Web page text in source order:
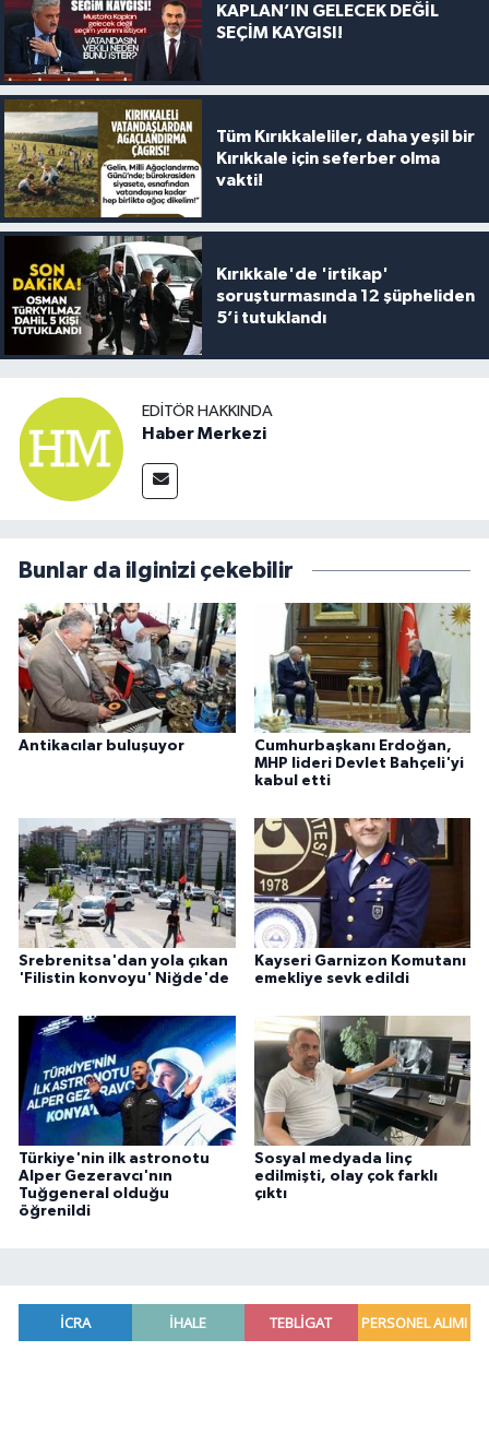
KAPLAN’IN GELECEK DEĞİL
SEÇİM KAYGISI!
Tüm Kırıkkaleliler, daha yeşil bir
Kırıkkale için seferber olma
vakti!
Kırıkkale'de 'irtikap'
soruşturmasında 12 şüpheliden
5’i tutuklandı
EDITÖR HAKKINDA
Haber Merkezi
Bunlar da ilginizi çekebilir
Antikacılar buluşuyor
Cumhurbaşkanı Erdoğan,
MHP lideri Devlet Bahçeli'yi
kabul etti
Srebrenitsa'dan yola çıkan
'Filistin konvoyu' Niğde'de
Kayseri Garnizon Komutanı
emekliye sevk edildi
Türkiye'nin ilk astronotu
Alper Gezeravcı'nın
Tuğgeneral olduğu
öğrenildi
Sosyal medyada linç
edilmişti, olay çok farklı
çıktı